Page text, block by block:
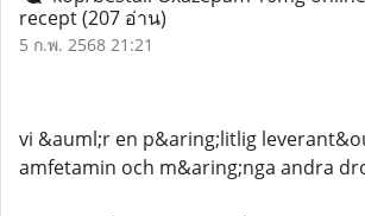
recept(207 อ่าน)
5 ก.พ. 2568 21:21
vi &auml;r en p&aring;litlig
amfetamin och m&aring;nga andra